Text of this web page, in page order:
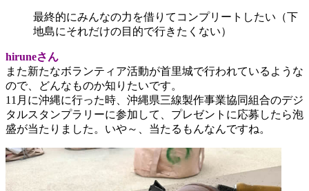
最終的にみんなの力を借りてコンプリートしたい（下
地島にそれだけの目的で行きたくない）
hiruneさん
また新たなボランティア活動が首里城で行われているような
ので、どんなものか知りたいです。
11月に沖縄に行った時、沖縄県三線製作事業協同組合のデジ
タルスタンプラリーに参加して、プレゼントに応募したら泡
盛が当たりました。いや～、当たるもんなんですね。